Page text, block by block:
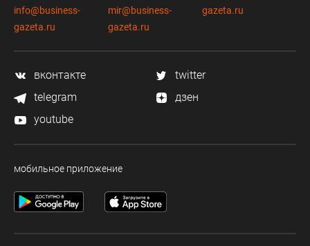
info@business-
gazeta.ru
mir@business-
gazeta.ru
gazeta.ru
вконтакте
twitter
telegram
дзен
youtube
мобильное приложение